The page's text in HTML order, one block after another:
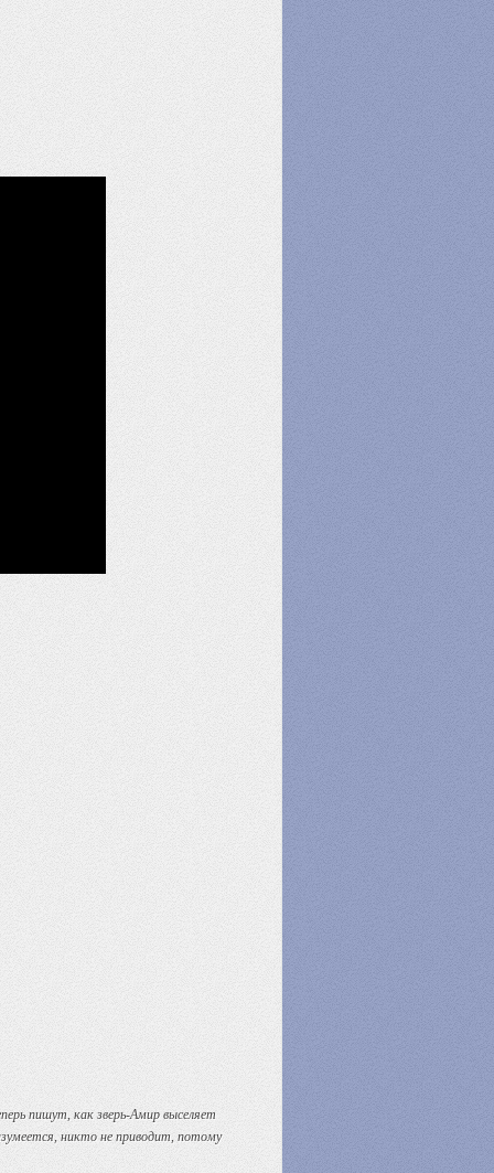
пишут, как зверь-Амир выселяет
никто не приводит, потому